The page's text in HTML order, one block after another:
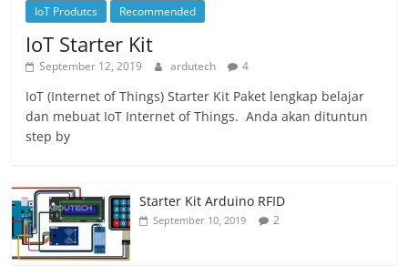
IoT Produtcs Recommended
IoT Starter Kit
September 12, 2019 ardutech 4
IoT (Internet of Things) Starter Kit Paket lengkap belajar
dan mebuat IoT Internet of Things. Anda akan dituntun
step by
Starter Kit Arduino RFID
September 10, 2019 2